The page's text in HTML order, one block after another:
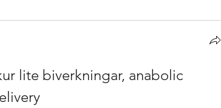
lite biverkningar, anabolic